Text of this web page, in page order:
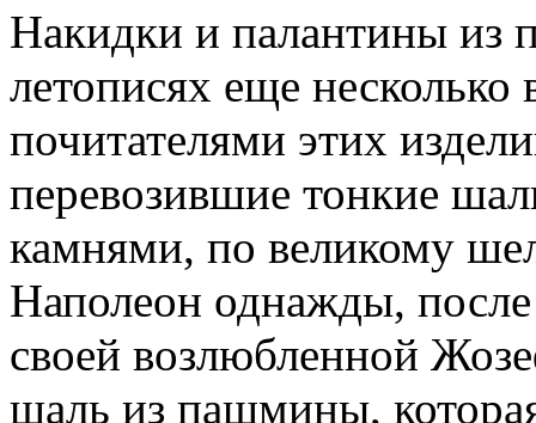
Накидки и палантины
летописях еще
почитателями этих
перевозившие тонкие
камнями, по великому
Наполеон однажды,
своей возлюбленной
шаль из пашмины,